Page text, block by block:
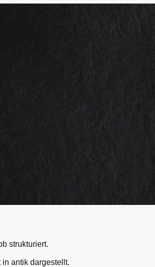
strukturiert.
antik dargestellt.